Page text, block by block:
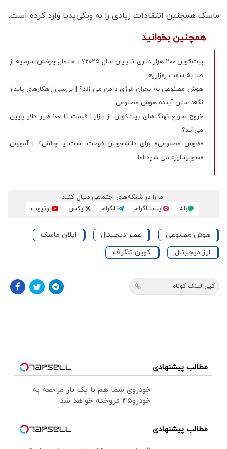
ماسک همچنین انتقادات زیادی را به ویکی‌پدیا وارد کرده است.
همچنین بخوانید
بیت‌کوین 200 هزار دلاری تا پایان سال ۲۰۲۵؟ | احتمال چرخش سرمایه از
طلا به سمت رمزارزها
هوش مصنوعی به بحران انرژی دامن می زند؟ | بررسی راهکارهای پایدار
نگه‌داشتن آینده هوش مصنوعی
خروج سریع نهنگ‌های بیت‌کوین از بازار | قیمت تا ۱۰۰ هزار دلار پایین
می‌آید؟
«هوش مصنوعی» برای دانشجویان فرصت است یا چالش؟ | آموزش
«سوپرشارژ» می‌ شود اما...
ما را در شبکه‌های اجتماعی دنبال کنید
بله
اینستاگرام تلگرام ایکس یوتیوب
هوش مصنوعی عصر دیجیتال
ایلان ماسک
ارز دیجیتال
کوین تلگراف
کپی لینک کوتاه
مطالب پیشنهادی
خودروی شما هم با یک بار مراجعه به
خودرو45 فروخته خواهد شد
مطالب پیشنهادی